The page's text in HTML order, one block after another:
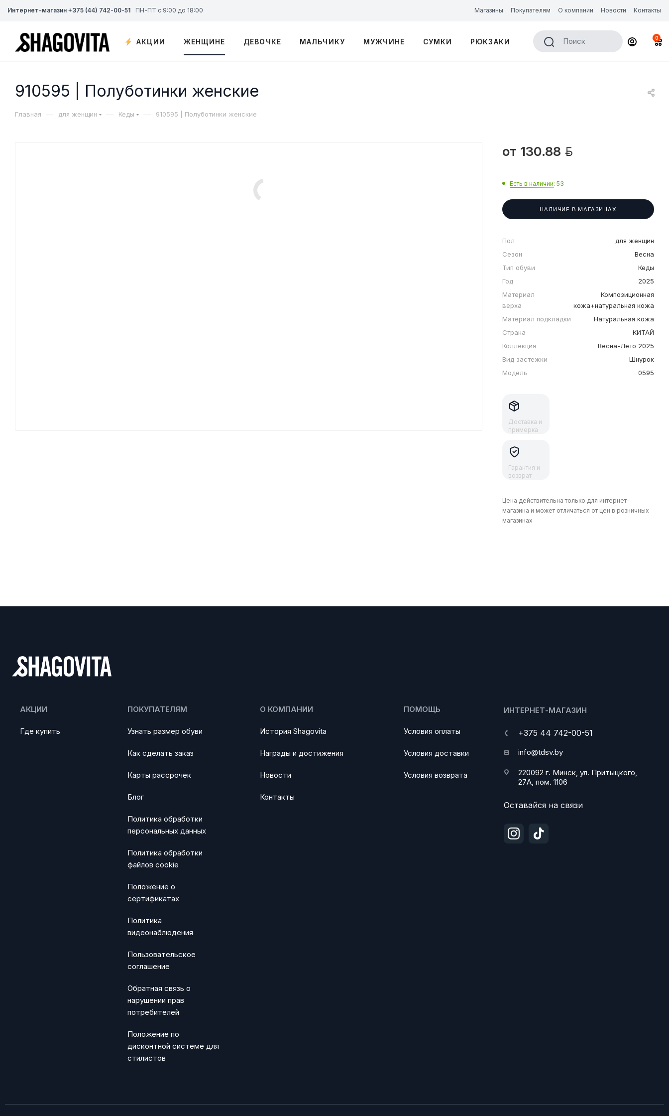
Интернет-магазин +375 (44) 742-00-51 ПН-ПТ с 9:00 до 18:00 Магазины Покупателям О компании Новости Контакты
АКЦИИ ЖЕНЩИНЕ ДЕВОЧКЕ МАЛЬЧИКУ МУЖЧИНЕ СУМКИ РЮКЗАКИ Поиск 0
910595 | Полуботинки женские
Главная — для женщин — Кеды — 910595 | Полуботинки женские
от 130.88 
Есть в наличии: 53
НАЛИЧИЕ В МАГАЗИНАХ
Пол
для женщин
Сезон
Весна
Тип обуви
Кеды
Год
2025
Материал
верха
Композиционная
кожа+натуральная кожа
Материал подкладки
Натуральная кожа
Страна
КИТАЙ
Коллекция
Весна-Лето 2025
Вид застежки
Шнурок
Модель
0595
Доставка и
примерка
Гарантия и
возврат
Цена действительна только для интернет-
магазина и может отличаться от цен в розничных
магазинах
АКЦИИ
Где купить
ПОКУПАТЕЛЯМ
Узнать размер обуви
Как сделать заказ
Карты рассрочек
Блог
Политика обработки
персональных данных
Политика обработки
файлов cookie
Положение о
сертификатах
Политика
видеонаблюдения
Пользовательское
соглашение
Обратная связь о
нарушении прав
потребителей
Положение по
дисконтной системе для
стилистов
О КОМПАНИИ
История Shagovita
Награды и достижения
Новости
Контакты
ПОМОЩЬ
Условия оплаты
Условия доставки
Условия возврата
ИНТЕРНЕТ-МАГАЗИН
+375 44 742-00-51
info@tdsv.by
220092 г. Минск, ул. Притыцкого,
27А, пом. 1106
Оставайся на связи